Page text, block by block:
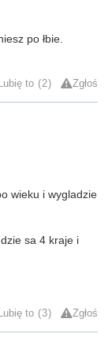
po łbie.
Lubię to 2 Zgłoś
wieku i wygladzie
sa 4 kraje i
Lubię to 3 Zgłoś